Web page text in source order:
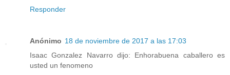
Responder
Anónimo 18 de noviembre de 2017 a las 17:03
Isaac Gonzalez Navarro dijo: Enhorabuena caballero es
usted un fenomeno